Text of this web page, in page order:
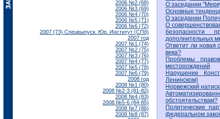
2006 №2 (68)
2006 №3 (69)
2006 №4 (70)
2006 №5 (71)
2006 №6 (72)
2007 (73) Спецвыпуск. Юр. Институт (СПб)
2007 год
2007 №1 (74)
2007 №2 (75)
2007 №3 (76)
2007 №4 (77)
2007 №5 (78)
2007 №6 (79)
2008 год
2008 №1 (80)
2008 №2-3 (81-82)
2008 №4 (83)
2008 №5-6 (84-85)
2008 №7 (86)
2008 №8 (87)
О заседании
Основные
О заседании
О
безопасности
дополнительных
Ответит ли новая
века?
Проблемы
месторождений
Нарушение
Ленинском)
Норвежский
обстоятельствам?
Политические
федеральном